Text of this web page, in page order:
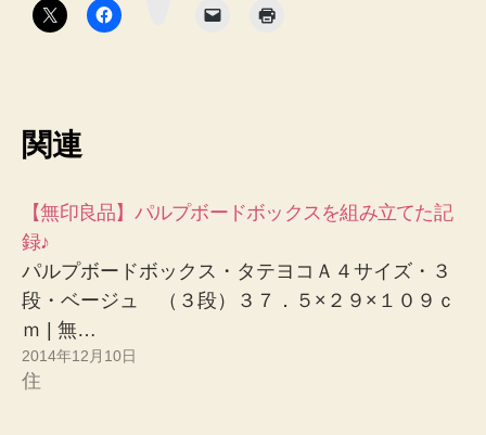
関連
【無印良品】パルプボードボックスを組み立てた記
録♪
パルプボードボックス・タテヨコＡ４サイズ・３
段・ベージュ （３段）３７．５×２９×１０９ｃ
ｍ | 無…
2014年12月10日
住